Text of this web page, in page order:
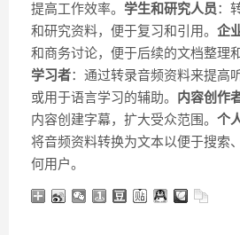
提高工作效率。 学生和研究人员：
和研究资料，便于复习和引用。 企
和商务讨论，便于后续的文档整理
学习者：通过转录音频资料来提高
或用于语言学习的辅助。 内容创作
内容创建字幕，扩大受众范围。 个
将音频资料转换为文本以便于搜索
何用户。